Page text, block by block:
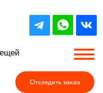
800 5056 537
заказ